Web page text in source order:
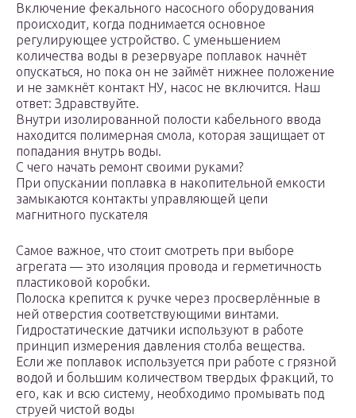
Включение фекального насосного оборудования
происходит, когда поднимается основное
регулирующее устройство. С уменьшением
количества воды в резервуаре поплавок начнёт
опускаться, но пока он не займёт нижнее положение
и не замкнёт контакт НУ, насос не включится. Наш
ответ: Здравствуйте.
Внутри изолированной полости кабельного ввода
находится полимерная смола, которая защищает от
попадания внутрь воды.
С чего начать ремонт своими руками?
При опускании поплавка в накопительной емкости
замыкаются контакты управляющей цепи
магнитного пускателя
Самое важное, что стоит смотреть при выборе
агрегата — это изоляция провода и герметичность
пластиковой коробки.
Полоска крепится к ручке через просверлённые в
ней отверстия соответствующими винтами.
Гидростатические датчики используют в работе
принцип измерения давления столба вещества.
Если же поплавок используется при работе с грязной
водой и большим количеством твердых фракций, то
его, как и всю систему, необходимо промывать под
струей чистой воды